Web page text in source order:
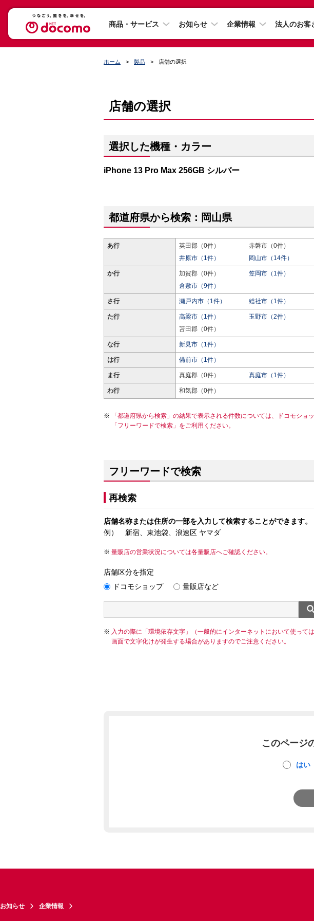
商品・サービス お知らせ 企業情報 法人のお客
ホーム 製品 店舗の選択
店舗の選択
選択した機種・カラー
iPhone 13 Pro Max 256GB シルバー
都道府県から検索：岡山県
あ行 英田郡（0件） 赤磐市（0件）
井原市（1件）
岡山市（14件）
か行 加賀郡（0件） 笠岡市（1件）
倉敷市（9件）
さ行 瀬戸内市（1件） 総社市（1件）
た行 高梁市（1件） 玉野市（2件）
苫田郡（0件）
な行 新見市（1件）
は行 備前市（1件）
ま行 真庭郡（0件） 真庭市（1件）
わ行 和気郡（0件）
「都道府県から検索」の結果で表示される件数については、ドコモシ
「フリーワードで検索」をご利用ください。
フリーワードで検索
再検索
店舗名称または住所の一部を入力して検索することができます。
例） 新宿、東池袋、浪速区 ヤマダ
量販店の営業状況については各量販店へご確認ください。
店舗区分を指定
ドコモショップ
量販店など
入力の際に「環境依存文字」（一般的にインターネットにおいて使って
画面で文字化けが発生する場合がありますのでご注意ください。
このページ
はい
お知らせ 企業情報